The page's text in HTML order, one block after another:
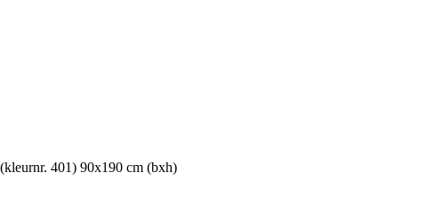
401) 90x190 cm (bxh)